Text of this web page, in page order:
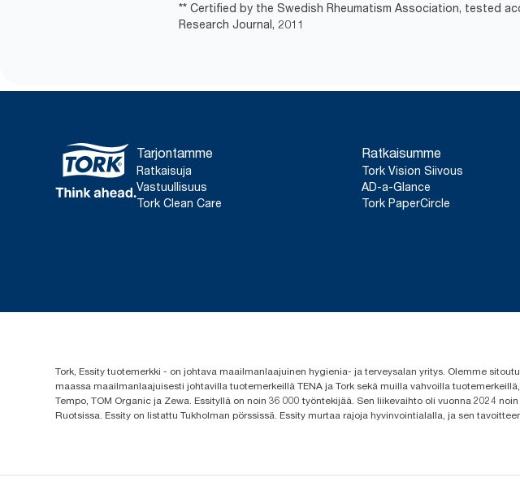
** Certified by the Swedish Rheumatism Association, tested
Research Journal, 2011
Tarjontamme
Ratkaisuja
Vastuullisuus
Tork Clean Care
Ratkaisumme
Tork Vision Siivous
AD-a-Glance
Tork PaperCircle
Tork, Essity tuotemerkki - on johtava maailmanlaajuinen hygienia- ja terveysalan yritys. Olemme
maassa maailmanlaajuisesti johtavilla tuotemerkeillä TENA ja Tork sekä muilla vahvoilla
Tempo, TOM Organic ja Zewa. Essityllä on noin 36 000 työntekijää. Sen liikevaihto oli vuonna 2024
Ruotsissa. Essity on listattu Tukholman pörssissä. Essity murtaa rajoja hyvinvointialalla, ja sen